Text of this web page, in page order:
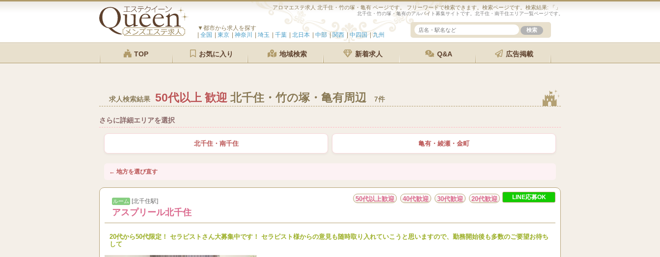
アロマエステ求人 北千住・竹の塚・亀有 ページです。 フリーワードで検索できます。検索ページです。検索結果: 「」
北千住・竹の塚・亀有のアルバイト募集サイトです。北千住・南千住エリア一覧ページです。
▼都市から求人を探す
全国
東京 神奈川 埼玉 千葉 北日本 中部 関西 中四国 九州
TOP お気に入り 地域検索 新着求人 Q&A 広告掲載
求人検索結果 50代以上 歓迎 北千住・竹の塚・亀有周辺 7件
さらに詳細エリアを選択
北千住・南千住 亀有・綾瀬・金町
← 地方を選び直す
ルーム [北千住駅]
アスプリール北千住
50代以上歓迎 40代歓迎 30代歓迎 20代歓迎 LINE応募OK
20代から50代限定！ セラピストさん大募集中です！ セラピスト様からの意見も随時取り入れていこうと思いますので、勤務開始後も多数のご要望お待ち
して